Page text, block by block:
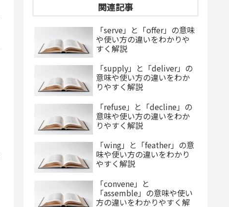
関連記事
「serve」と「offer」の意味
や使い方の違いをわかりや
すく解説
「supply」と「deliver」の
意味や使い方の違いをわか
りやすく解説
「refuse」と「decline」の
意味や使い方の違いをわか
りやすく解説
「wing」と「feather」の意
味や使い方の違いをわかり
やすく解説
「convene」と
「assemble」の意味や使い
方の違いをわかりやすく解